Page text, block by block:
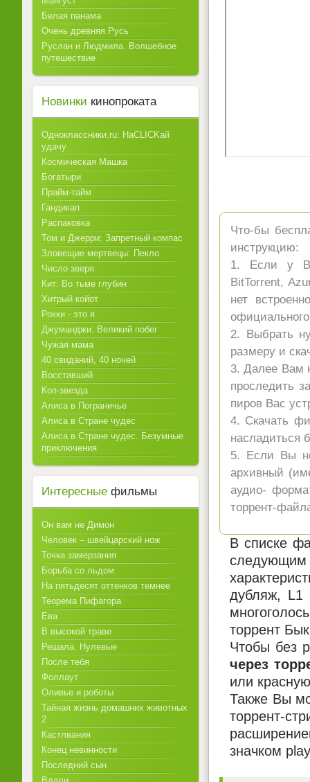
Что-бы
инструкцию:
1. Если у
BitTorrent,
нет
2. Выбрать
размеру и
3. Далее Вам
проследить
пиров Вас
4. Скачать
насладиться
5. Если Вы
архивный
аудио-
торрент-
В списке
дубляж, L1
торрент
Чтобы без
через
или
Также Вы
торрент-
значком
Белая панама
Очень древняя Русь
Руслан и Людмила. Волшебное
путешествие
Новинки кинопроката
Одноклассники.ru: НаCLICKай
удачу
Космическая Машка
Богатыри
Прайм-тайм
Гандикап
Распаковка
Том и Джерри: Запретный компас
Зловещие мертвецы: Пекло
Число зверя
Кит: Во тьме глубин
Хитрый койот
Рокки - это я
Джуманджи: Великий побег
Чужая мама
40 свиданий, 40 ночей
Восставший
Коп-звезда
Алиса в Пограничье
Алиса в Стране чудес
Алиса в Стране чудес. Безумные
приключения
Интересные фильмы
Он вам не Димон
Человек – швейцарский нож
Точка замерзания
Борьба со льдом
На пятьдесят оттенков темнее
Теорема Пифагора
Ева
В высокой траве
Решала. Нулевые
После тебя
Фоллаут
Оливье и роботы
Тайная жизнь домашних животных
2
Кастлвания
Конец невинности
Последний сын